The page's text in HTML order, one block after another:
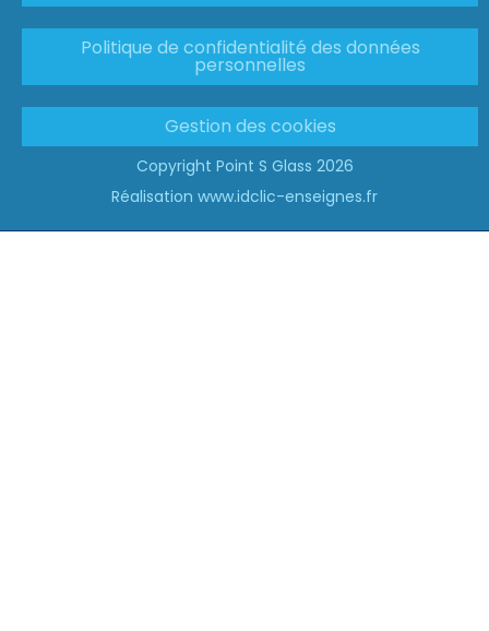
Politique de confidentialité des données
personnelles
Gestion des cookies
Copyright Point S Glass 2026
Réalisation www.idclic-enseignes.fr